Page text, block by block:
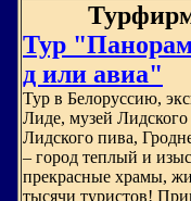
Тур
д или авиа"
Тур в Белоруссию,
Лиде, музей Лидского
Лидского пива,
– город теплый и
прекрасные храмы,
тысячи туристов!